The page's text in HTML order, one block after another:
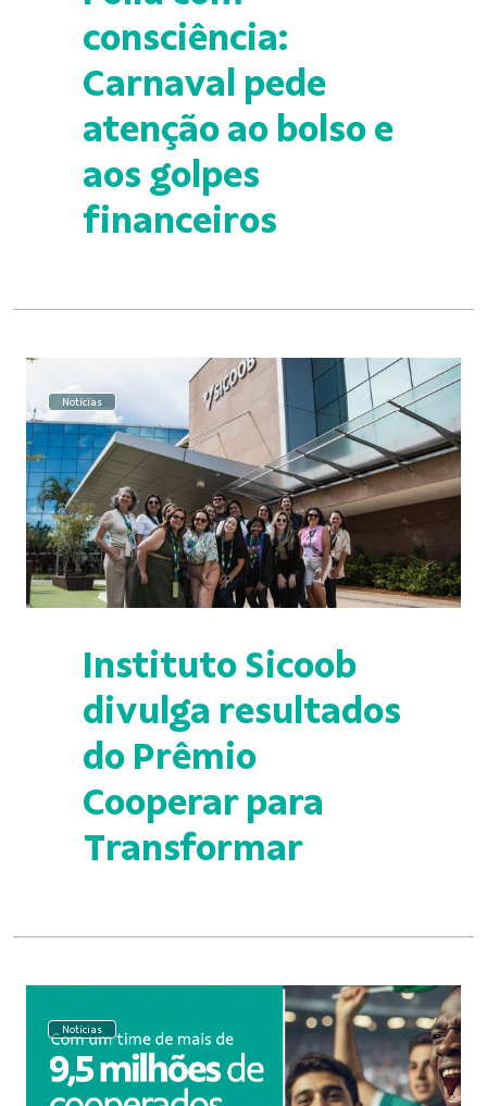
consciência:
Carnaval pede
atenção ao bolso e
aos golpes
financeiros
Notícias
Instituto Sicoob
divulga resultados
do Prêmio
Cooperar para
Transformar
Notícias